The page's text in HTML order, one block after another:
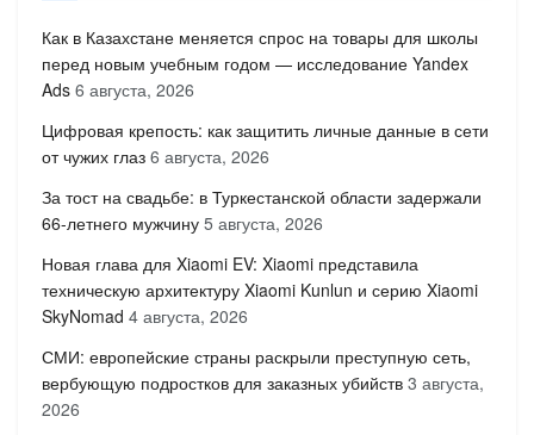
Как в Казахстане меняется спрос на товары для школы
перед новым учебным годом — исследование Yandex
Ads 6 августа, 2026
Цифровая крепость: как защитить личные данные в сети
от чужих глаз 6 августа, 2026
За тост на свадьбе: в Туркестанской области задержали
66-летнего мужчину 5 августа, 2026
Новая глава для Xiaomi EV: Xiaomi представила
техническую архитектуру Xiaomi Kunlun и серию Xiaomi
SkyNomad 4 августа, 2026
СМИ: европейские страны раскрыли преступную сеть,
вербующую подростков для заказных убийств 3 августа,
2026